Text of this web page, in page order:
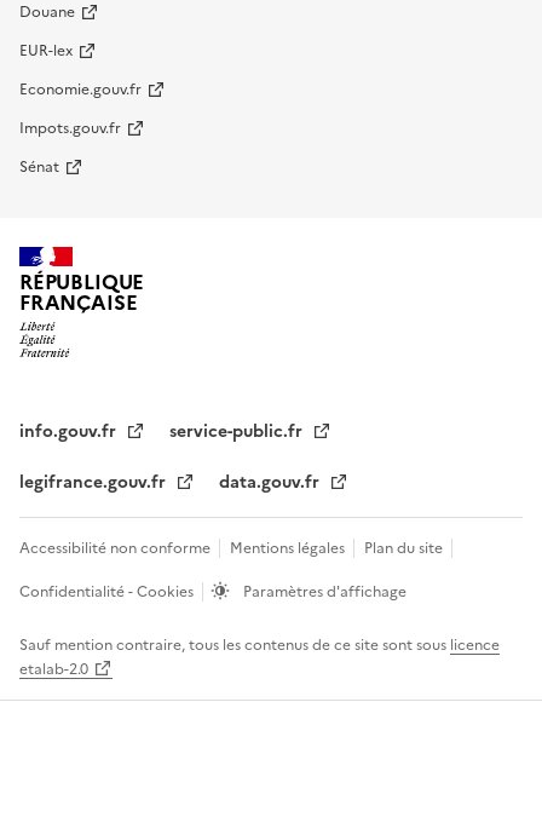
Douane
EUR-lex
Economie.gouv.fr
Impots.gouv.fr
Sénat
RÉPUBLIQUE
FRANÇAISE
info.gouv.fr
service-public.fr
legifrance.gouv.fr
data.gouv.fr
Accessibilité non conforme Mentions légales
Plan du site
Confidentialité - Cookies
Paramètres d'affichage
Sauf mention contraire, tous les contenus de ce site sont sous licence
etalab-2.0